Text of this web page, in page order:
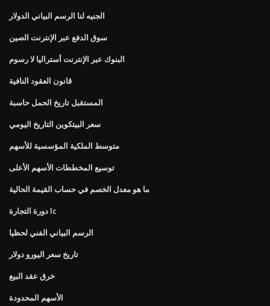
الجنيه لنا الرسم البياني الدولار
سوق الدفع عبر الإنترنت الصين
البنوك عبر الإنترنت أستراليا لا رسوم
قانون العقود النافية
المستقبل تاريخ الحمل حاسبة
سعر البيتكوين التاريخ اليومي
متوسط ​​الملكية المؤسسية للأسهم
توسيع المخططات الأسهم الأعلى
ما هو معدل الخصم في حساب القيمة الحالية
دورة التجارة lc
الرسم البياني الفني لحظيا
تاريخ سعر اليورو دولار
خرق عقد البيع
الأسهم المحدودة